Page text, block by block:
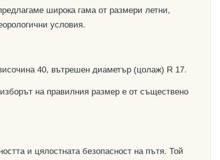
широка гама от размери летни,
условия.
40, вътрешен диаметър (цолаж) R 17.
на правилния размер е от съществено
и цялостната безопасност на пътя. Той